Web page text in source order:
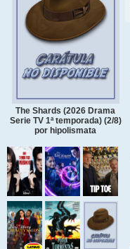
The Shards (2026 Drama
Serie TV 1ª temporada) (2/8)
por hipolismata